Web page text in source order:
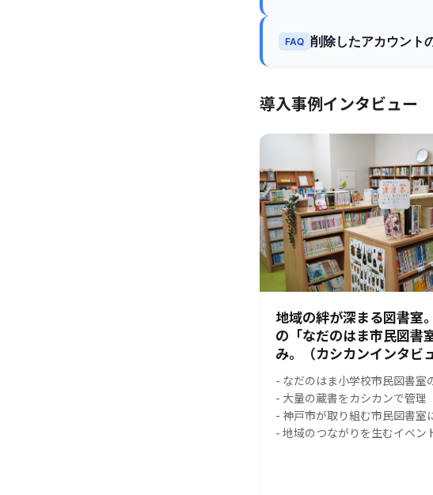
FAQ 削除したアカウント
導入事例インタビュー
地域の絆が深まる図書室
の「なだのはま市民図書
み。（カシカンインタビ
- なだのはま小学校市民図書室
- 大量の蔵書をカシカンで管理
- 神戸市が取り組む市民図書室
- 地域のつながりを生むイベン